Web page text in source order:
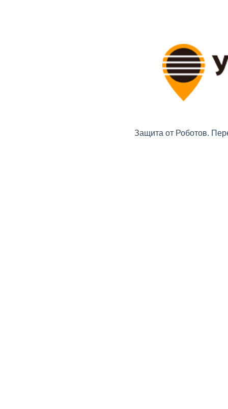
Защита от Роботов.